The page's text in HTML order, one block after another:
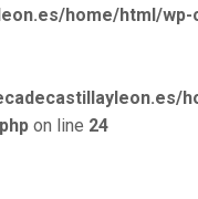
home/html/
on line 24